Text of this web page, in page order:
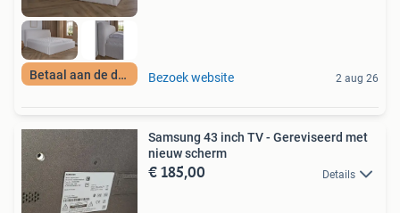
Betaal aan de deur Bezoek website 2 aug 26
Samsung 43 inch TV - Gereviseerd met
nieuw scherm
€ 185,00 Details